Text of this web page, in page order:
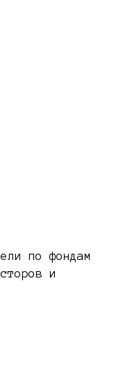
по фондам
и